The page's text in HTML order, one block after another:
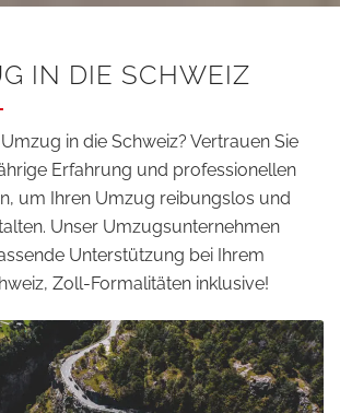
IN DIE SCHWEIZ
in die Schweiz? Vertrauen Sie
Erfahrung und professionellen
um Ihren Umzug reibungslos und
Unser Umzugsunternehmen
Unterstützung bei Ihrem
Zoll-Formalitäten inklusive!